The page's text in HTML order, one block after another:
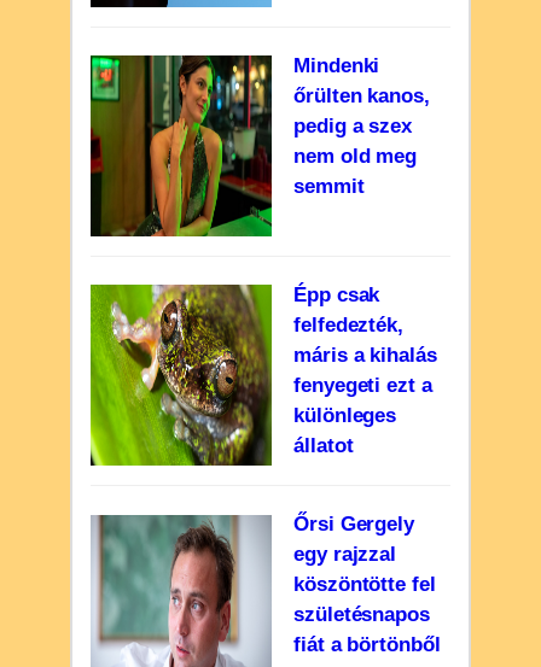
Mindenki
őrülten kanos,
pedig a szex
nem old meg
semmit
Épp csak
felfedezték,
máris a kihalás
fenyegeti ezt a
különleges
állatot
Őrsi Gergely
egy rajzzal
köszöntötte fel
születésnapos
fiát a börtönből